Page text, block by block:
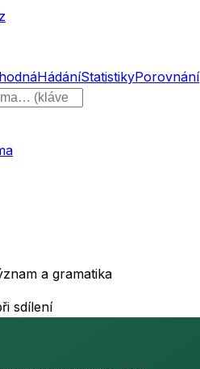
HádáníStatistikyPorovnání
a gramatika
sdílení